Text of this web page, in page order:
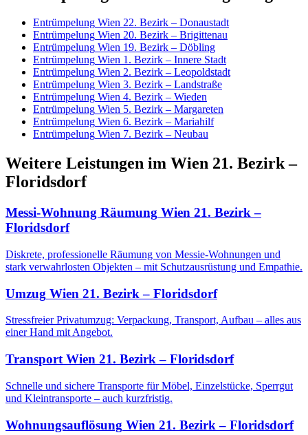
Entrümpelung Wien 22. Bezirk – Donaustadt
Entrümpelung Wien 20. Bezirk – Brigittenau
Entrümpelung Wien 19. Bezirk – Döbling
Entrümpelung Wien 1. Bezirk – Innere Stadt
Entrümpelung Wien 2. Bezirk – Leopoldstadt
Entrümpelung Wien 3. Bezirk – Landstraße
Entrümpelung Wien 4. Bezirk – Wieden
Entrümpelung Wien 5. Bezirk – Margareten
Entrümpelung Wien 6. Bezirk – Mariahilf
Entrümpelung Wien 7. Bezirk – Neubau
Weitere Leistungen im Wien 21. Bezirk –
Floridsdorf
Messi-Wohnung Räumung Wien 21. Bezirk –
Floridsdorf
Diskrete, professionelle Räumung von Messie-Wohnungen und
stark verwahrlosten Objekten – mit Schutzausrüstung und Empathie.
Umzug Wien 21. Bezirk – Floridsdorf
Stressfreier Privatumzug: Verpackung, Transport, Aufbau – alles aus
einer Hand mit Angebot.
Transport Wien 21. Bezirk – Floridsdorf
Schnelle und sichere Transporte für Möbel, Einzelstücke, Sperrgut
und Kleintransporte – auch kurzfristig.
Wohnungsauflösung Wien 21. Bezirk – Floridsdorf